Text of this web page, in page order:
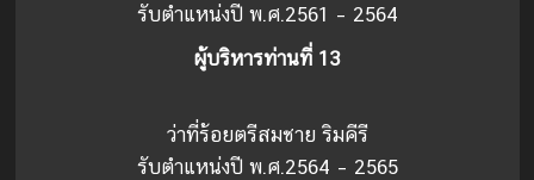
รับตำแหน่งปี พ.ศ.2561 – 2564
ผู้บริหารท่านที่ 13
ว่าที่ร้อยตรีสมชาย ริมคีรี
รับตำแหน่งปี พ.ศ.2564 – 2565